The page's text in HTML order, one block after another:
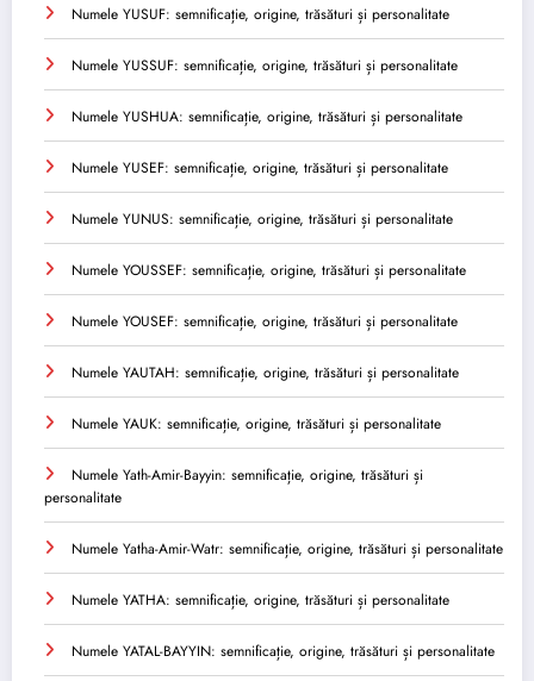
Numele YUSUF: semnificație, origine, trăsături și personalitate
Numele YUSSUF: semnificație, origine, trăsături și personalitate
Numele YUSHUA: semnificație, origine, trăsături și personalitate
Numele YUSEF: semnificație, origine, trăsături și personalitate
Numele YUNUS: semnificație, origine, trăsături și personalitate
Numele YOUSSEF: semnificație, origine, trăsături și personalitate
Numele YOUSEF: semnificație, origine, trăsături și personalitate
Numele YAUTAH: semnificație, origine, trăsături și personalitate
Numele YAUK: semnificație, origine, trăsături și personalitate
Numele Yath-Amir-Bayyin: semnificație, origine, trăsături și
personalitate
Numele Yatha-Amir-Watr: semnificație, origine, trăsături și personalitate
Numele YATHA: semnificație, origine, trăsături și personalitate
Numele YATAL-BAYYIN: semnificație, origine, trăsături și personalitate